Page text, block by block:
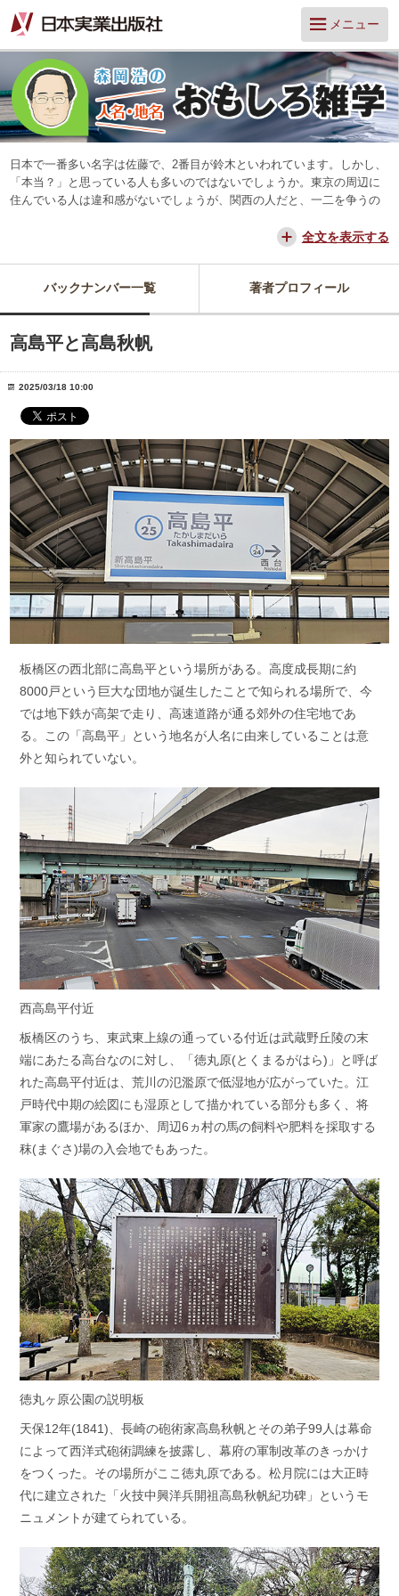
メニュー
日本で一番多い名字は佐藤で、2番目が鈴木といわれています。しかし、
「本当？」と思っている人も多いのではないでしょうか。東京の周辺に
住んでいる人は違和感がないでしょうが、関西の人だと、一二を争うの
交通が便利になって、東京からだと、離島や山中を除いてほとんどの所
思っています。
全文を表示する
バックナンバー一覧 著者プロフィール
高島平と高島秋帆
2025/03/18 10:00
板橋区の西北部に高島平という場所がある。高度成長期に約
8000戸という巨大な団地が誕生したことで知られる場所で、今
では地下鉄が高架で走り、高速道路が通る郊外の住宅地であ
る。この「高島平」という地名が人名に由来していることは意
外と知られていない。
西高島平付近
板橋区のうち、東武東上線の通っている付近は武蔵野丘陵の末
端にあたる高台なのに対し、「徳丸原(とくまるがはら)」と呼ば
れた高島平付近は、荒川の氾濫原で低湿地が広がっていた。江
戸時代中期の絵図にも湿原として描かれている部分も多く、将
軍家の鷹場があるほか、周辺6ヵ村の馬の飼料や肥料を採取する
秣(まぐさ)場の入会地でもあった。
徳丸ヶ原公園の説明板
天保12年(1841)、長崎の砲術家高島秋帆とその弟子99人は幕命
によって西洋式砲術調練を披露し、幕府の軍制改革のきっかけ
をつくった。その場所がここ徳丸原である。松月院には大正時
代に建立された「火技中興洋兵開祖高島秋帆紀功碑」というモ
ニュメントが建てられている。